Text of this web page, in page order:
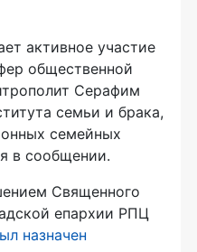
активное участие
общественной
Серафим
семьи и брака,
семейных
в сообщении.
Священного
епархии РПЦ
назначен